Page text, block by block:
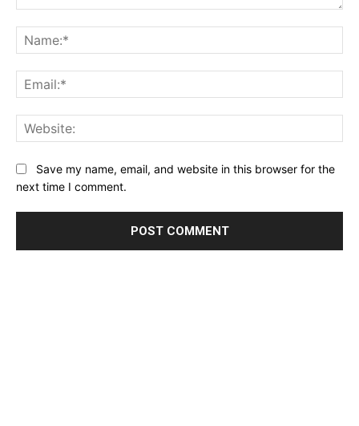
Save my name, email, and website in this browser for the
next time I comment.